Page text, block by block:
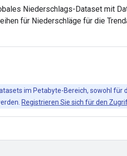
Niederschlags-Dataset mit
für Niederschläge für die
im Petabyte-Bereich, sowohl
Registrieren Sie sich für den